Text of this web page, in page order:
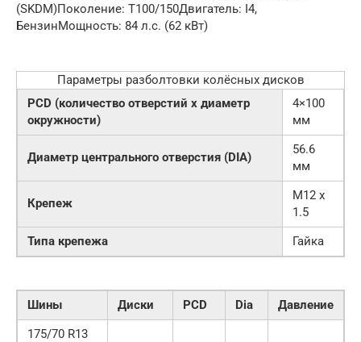
(SKDM)Поколение: T100/150Двигатель: I4,
БензинМощность: 84 л.с. (62 кВт)
Параметры разболтовки колёсных дисков
PCD (количество отверстий x диаметр
окружности)
4×100
мм
Диаметр центрального отверстия (DIA)
56.6
мм
Крепеж
M12 x
1.5
Типа крепежа
Гайка
Шины Диски PCD Dia
Давление
175/70 R13